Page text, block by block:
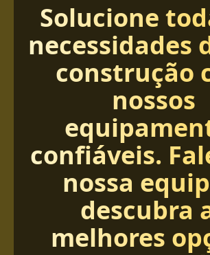
Solucione
necessidades
construção
nossos
confiáveis.
nossa
descubra
melhores